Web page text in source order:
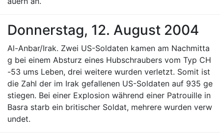
Donnerstag, 12. August 2004
Al-Anbar/Irak. Zwei US-Soldaten kamen am Nachmitta
g bei einem Absturz eines Hubschraubers vom Typ CH
-53 ums Leben, drei weitere wurden verletzt. Somit ist
die Zahl der im Irak gefallenen US-Soldaten auf 935 ge
stiegen. Bei einer Explosion während einer Patrouille in
Basra starb ein britischer Soldat, mehrere wurden verw
undet.